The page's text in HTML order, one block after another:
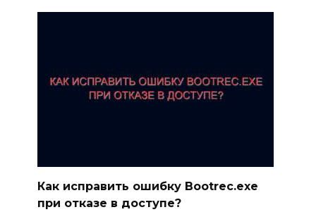
Как исправить ошибку Bootrec.exe
при отказе в доступе?